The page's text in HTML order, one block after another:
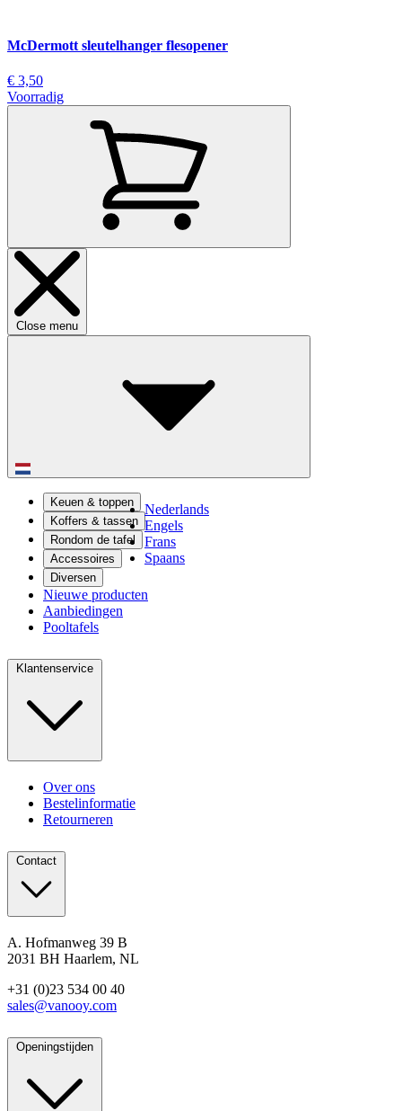
McDermott sleutelhanger flesopener
€ 3,50
Voorradig
Close menu
Nederlands
Engels
Frans
Spaans
Keuen & toppen
Koffers & tassen
Rondom de tafel
Accessoires
Diversen
Nieuwe producten
Aanbiedingen
Pooltafels
Klantenservice
Over ons
Bestelinformatie
Retourneren
Contact
A. Hofmanweg 39 B
2031 BH Haarlem, NL
+31 (0)23 534 00 40
sales@vanooy.com
Openingstijden